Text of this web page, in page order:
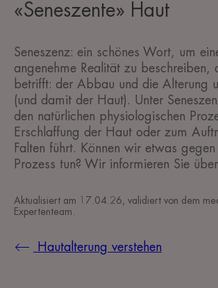
«Seneszente» Haut
Seneszenz: ein schönes Wort, um
angenehme Realität zu beschreiben,
betrifft: der Abbau und die Alterung
(und damit der Haut). Unter
den natürlichen physiologischen
Erschlaffung der Haut oder zum
Falten führt. Können wir etwas gegen
Prozess tun? Wir informieren Sie
Aktualisiert am 17.04.26 , validiert von dem
Expertenteam
Hautalterung verstehen